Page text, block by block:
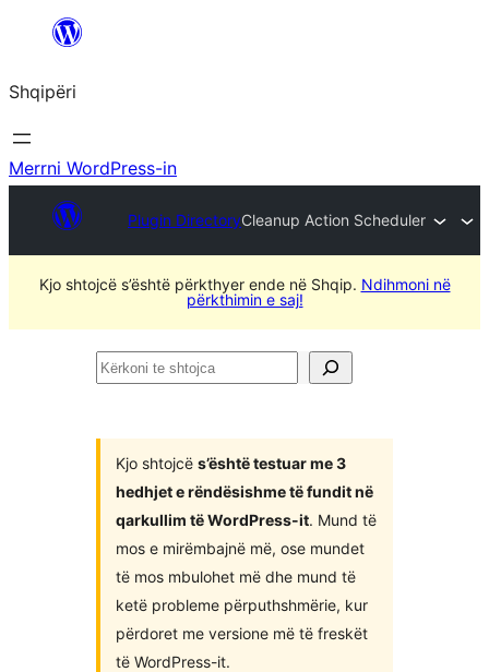
Hidhu
lënda
Shqipëri
Merrni WordPress-in
Plugin DirectoryCleanup Action Scheduler
Kjo shtojcë s’është përkthyer ende në Shqip. Ndihmoni në
përkthimin e saj!
Kërkoni
Kjo shtojcë s’është testuar me 3
hedhjet e rëndësishme të fundit në
qarkullim të WordPress-it. Mund të
mos e mirëmbajnë më, ose mundet
të mos mbulohet më dhe mund të
ketë probleme përputhshmërie, kur
përdoret me versione më të freskët
të WordPress-it.